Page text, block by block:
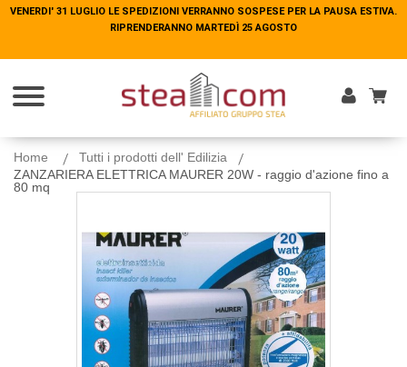
VENERDI' 31 LUGLIO LE SPEDIZIONI VERRANNO SOSPESE PER LA PAUSA ESTIVA.
RIPRENDERANNO MARTEDÌ 25 AGOSTO
Home
Tutti i prodotti dell' Edilizia
ZANZARIERA ELETTRICA MAURER 20W - raggio d'azione fino a
80 mq
VENERDI' 31 LUGLIO LE SPEDIZIONI VERRANNO SOSPESE PER LA PAUSA ESTIVA.
RIPRENDERANNO MARTEDÌ 25 AGOSTO